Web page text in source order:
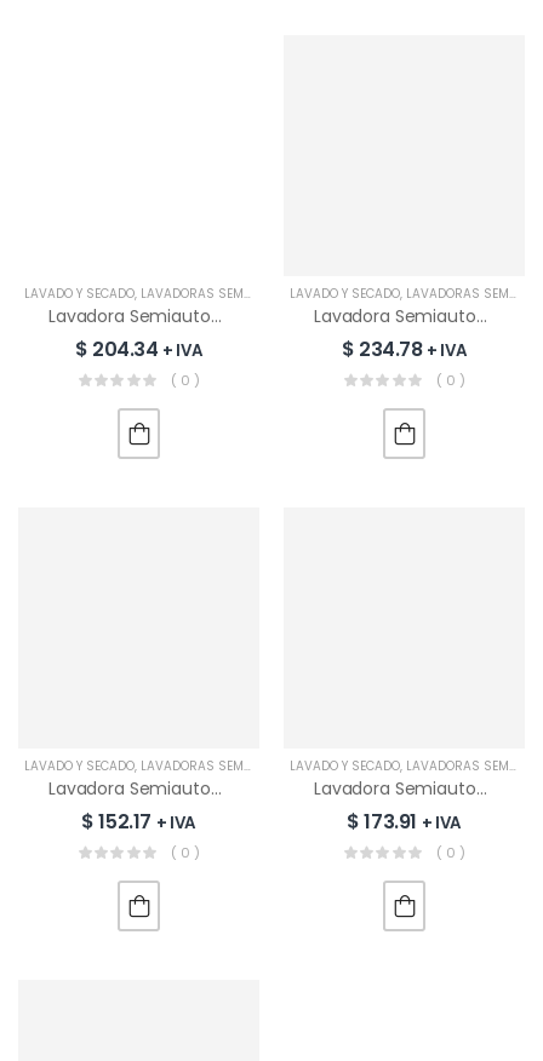
LAVADO Y SECADO, LAVADORAS SEMIAUTOMÁTICAS
Lavadora Semiautomática MABE 16KG | LMDE6124PBABO
$ 204.34 + IVA
( 0 )
LAVADO Y SECADO, LAVADORAS SEMIAUTOMÁTICAS
Lavadora Semiautomática MABE 18KG | LMDX8124HBAB0
$ 234.78 + IVA
( 0 )
LAVADO Y SECADO, LAVADORAS SEMIAUTOMÁTICAS
Lavadora Semiautomática TCL 11KG | TWT80TTW11
$152.17 + IVA
( 0 )
LAVADO Y SECADO, LAVADORAS SEMIAUTOMÁTICAS
Lavadora Semiautomática TCL 13KG | TWT100TTW13
$173.91 + IVA
( 0 )